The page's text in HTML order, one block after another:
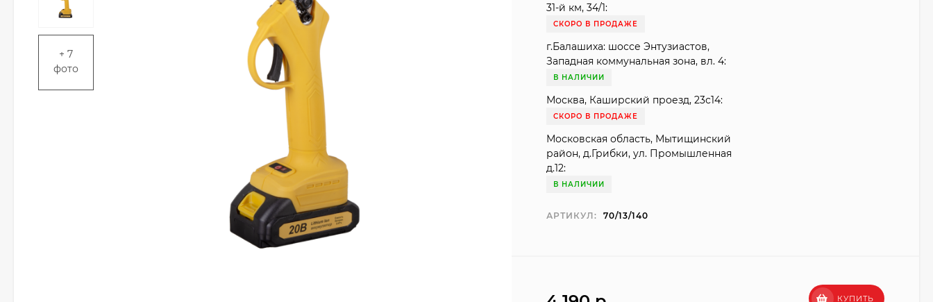
+ 7
фото
31-й км, 34/1:
СКОРО В ПРОДАЖЕ
г.Балашиха: шоссе Энтузиастов,
Западная коммунальная зона, вл. 4:
В НАЛИЧИИ
Москва, Каширский проезд, 23с14:
СКОРО В ПРОДАЖЕ
Московская область, Мытищинский
район, д.Грибки, ул. Промышленная
д.12:
В НАЛИЧИИ
АРТИКУЛ: 70/13/140
КУПИТЬ